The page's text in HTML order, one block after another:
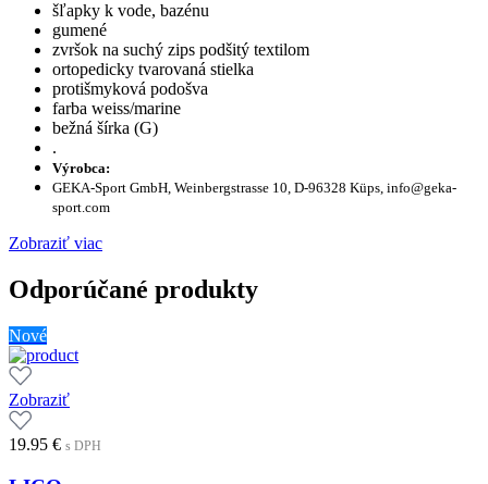
šľapky k vode, bazénu
gumené
zvršok na suchý zips podšitý textilom
ortopedicky tvarovaná stielka
protišmyková podošva
farba weiss/marine
bežná šírka (G)
.
Výrobca:
GEKA-Sport GmbH, Weinbergstrasse 10, D-96328 Küps, info@geka-
sport.com
Zobraziť viac
Odporúčané produkty
Nové
Zobraziť
19.95 € s DPH